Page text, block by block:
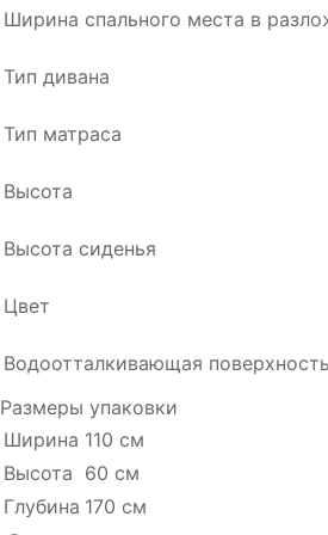
Ширина спального места в
Тип дивана
Тип матраса
Высота
Высота сиденья
Цвет
Водоотталкивающая поверхность
Размеры упаковки
Ширина 110 см
Высота 60 см
Глубина 170 см